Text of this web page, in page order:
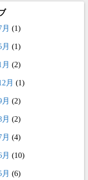
(1)
(1)
(2)
月 (1)
(2)
(2)
(4)
(10)
(6)